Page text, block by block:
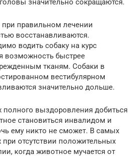
значительно сокращаются.
правильном лечении
восстанавливаются.
водить собаку на курс
возможность быстрее
тканям. Собаки в
вестибулярном
значительно дольше.
полного выздоровления добиться
становиться инвалидом и
ему никто не сможет. В самых
отсутствии положительных
когда животное мучается от